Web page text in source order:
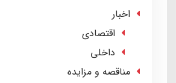
اخبار
اقتصادی
داخلی
مناقصه و مزایده